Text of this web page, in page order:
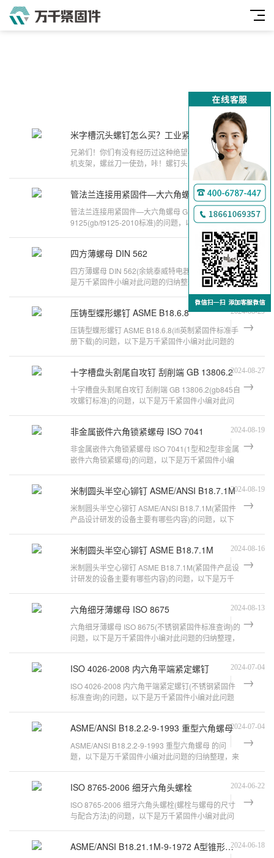
米字槽沉头螺钉怎么买？工业紧固件避坑省8000元秘籍2025-04-25
兄弟们！你们有没有经历过这种绝望——拧个空调外
机支架，螺丝刀一使劲，咔！螺钉头上的槽口直接碎
成渣？别慌，今天咱们就唠唠这个让修理工闻
管法兰连接用紧固件—大六角螺母 GB 91252024-09-03
管法兰连接用紧固件—大六角螺母 GB
9125(gb/t9125-2010标准)的问题，以下是万千紧固
件小编对此问题的归纳整理，来看看吧。asme 目录
四方薄螺母 DIN 562 2024-08-29
四方薄螺母 DIN 562(余姚泰威特电器)的问题，以下
是万千紧固件小编对此问题的归纳整理，来看看吧。
压铸型蝶形螺钉 ASME B18.6.8 2024-08-29
压铸型蝶形螺钉 ASME B18.6.8(ifi英制紧固件标准手
册下载)的问题，以下是万千紧固件小编对此问题的
十字槽盘头割尾自攻钉 刮削端 GB 13806.22024-08-27
十字槽盘头割尾自攻钉 刮削端 GB 13806.2(gb845自
攻螺钉标准)的问题，以下是万千紧固件小编对此问
非金属嵌件六角锁紧螺母 ISO 7041 2024-08-19
非金属嵌件六角锁紧螺母 ISO 7041(1型和2型非金属
嵌件六角锁紧螺母)的问题，以下是万千紧固件小编
米制圆头半空心铆钉 ASME/ANSI B18.7.1M2024-08-19
米制圆头半空心铆钉 ASME/ANSI B18.7.1M(紧固件
产品设计研发的设备主要有哪些内容)的问题，以下
米制圆头半空心铆钉 ASME B18.7.1M 2024-08-16
米制圆头半空心铆钉 ASME B18.7.1M(紧固件产品设
计研发的设备主要有哪些内容)的问题，以下是万千
六角细牙薄螺母 ISO 8675 2024-08-13
六角细牙薄螺母 ISO 8675(不锈钢紧固件标准查询)的
问题，以下是万千紧固件小编对此问题的归纳整理，
ISO 4026-2008 内六角平端紧定螺钉 2024-07-04
ISO 4026-2008 内六角平端紧定螺钉(不锈钢紧固件
标准查询)的问题，以下是万千紧固件小编对此问题
ASME/ANSI B18.2.2-9-1993 重型六角螺母2024-07-04
ASME/ANSI B18.2.2-9-1993 重型六角螺母 的问
题，以下是万千紧固件小编对此问题的归纳整理，来
ISO 8765-2006 细牙六角头螺栓 2024-06-22
ISO 8765-2006 细牙六角头螺栓(螺栓与螺母的尺寸
与配合方法)的问题，以下是万千紧固件小编对此问
ASME/ANSI B18.21.1M-9-1972 A型锥形锁紧垫圈2024-06-18
工